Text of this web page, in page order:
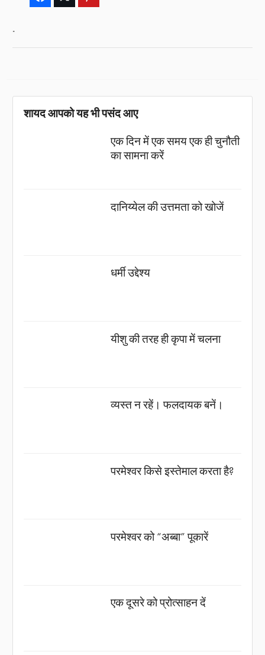
.
शायद आपको यह भी पसंद आए
एक दिन में एक समय एक ही चुनौती
का सामना करें
दानिय्येल की उत्तमता को खोजें
धर्मी उद्देश्य
यीशु की तरह ही कृपा में चलना
व्यस्त न रहें। फलदायक बनें।
परमेश्वर किसे इस्तेमाल करता है?
परमेश्वर को “अब्बा” पूकारें
एक दूसरे को प्रोत्साहन दें